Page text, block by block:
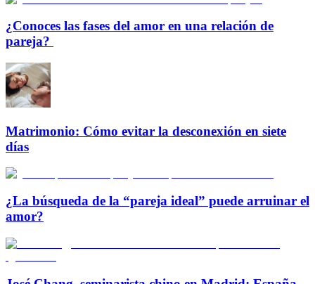
¿Conoces las fases del amor en una relación de
pareja?
Matrimonio: Cómo evitar la desconexión en siete
días
¿La búsqueda de la “pareja ideal” puede arruinar el
amor?